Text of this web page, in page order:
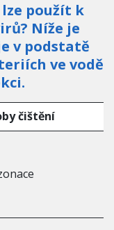
použít k
Níže je
v podstatě
ve vodě
čištění